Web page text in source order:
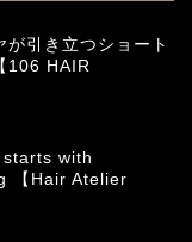
が引き立つショート
106 HAIR
with
【Hair Atelier